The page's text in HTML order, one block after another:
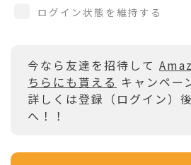
ログイン状態を維持する
今なら友達を招待して
ちらにも貰える キャンペー
詳しくは登録（ログイン）
へ！！